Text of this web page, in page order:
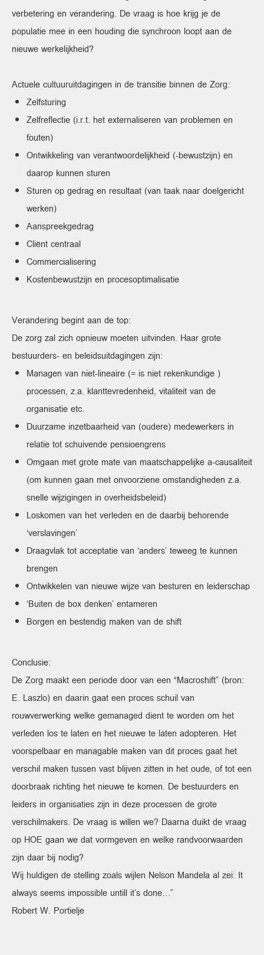
verbetering en verandering. De vraag is hoe krijg je de
populatie mee in een houding die synchroon loopt aan de
nieuwe werkelijkheid?
Actuele cultuuruitdagingen in de transitie binnen de Zorg:
Zelfsturing
Zelfreflectie (i.r.t. het externaliseren van problemen en
fouten)
Ontwikkeling van verantwoordelijkheid (-bewustzijn) en
daarop kunnen sturen
Sturen op gedrag en resultaat (van taak naar doelgericht
werken)
Aanspreekgedrag
Cliënt centraal
Commercialisering
Kostenbewustzijn en procesoptimalisatie
Verandering begint aan de top:
De zorg zal zich opnieuw moeten uitvinden. Haar grote
bestuurders- en beleidsuitdagingen zijn:
Managen van niet-lineaire (= is niet rekenkundige )
processen, z.a. klanttevredenheid, vitaliteit van de
organisatie etc.
Duurzame inzetbaarheid van (oudere) medewerkers in
relatie tot schuivende pensioengrens
Omgaan met grote mate van maatschappelijke a-causaliteit
(om kunnen gaan met onvoorziene omstandigheden z.a.
snelle wijzigingen in overheidsbeleid)
Loskomen van het verleden en de daarbij behorende
‘verslavingen’
Draagvlak tot acceptatie van ‘anders’ teweeg te kunnen
brengen
Ontwikkelen van nieuwe wijze van besturen en leiderschap
‘Buiten de box denken’ entameren
Borgen en bestendig maken van de shift
Conclusie:
De Zorg maakt een periode door van een “Macroshift” (bron:
E. Laszlo) en daarin gaat een proces schuil van
rouwverwerking welke gemanaged dient te worden om het
verleden los te laten en het nieuwe te laten adopteren. Het
voorspelbaar en managable maken van dit proces gaat het
verschil maken tussen vast blijven zitten in het oude, of tot een
doorbraak richting het nieuwe te komen. De bestuurders en
leiders in organisaties zijn in deze processen de grote
verschilmakers. De vraag is willen we? Daarna duikt de vraag
op HOE gaan we dat vormgeven en welke randvoorwaarden
zijn daar bij nodig?
Wij huldigen de stelling zoals wijlen Nelson Mandela al zei: It
always seems impossible untill it’s done…”
Robert W. Portielje